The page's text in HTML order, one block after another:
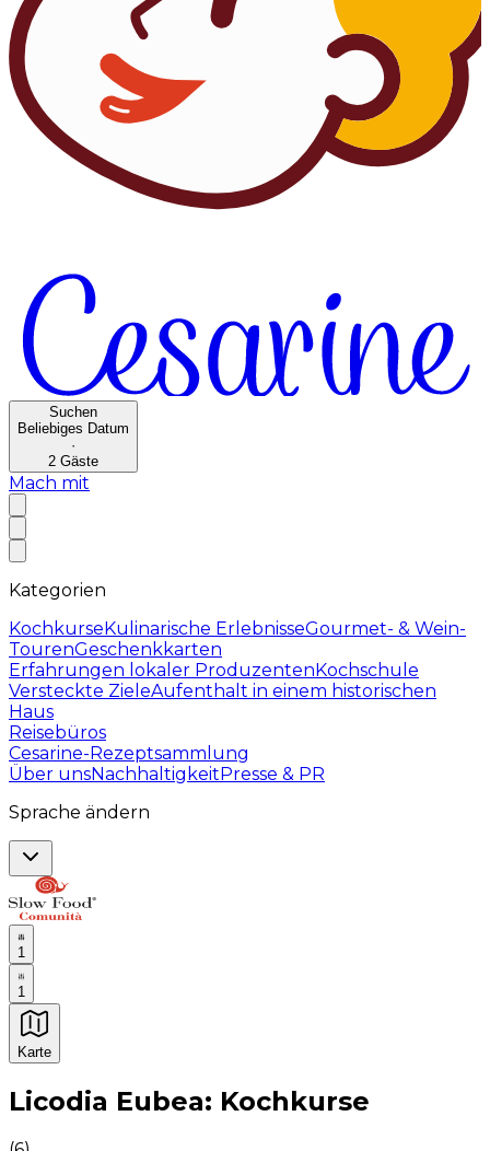
Suchen
Beliebiges Datum
·
2 Gäste
Mach mit
Kategorien
KochkurseKulinarische ErlebnisseGourmet- & Wein-
TourenGeschenkkarten
Erfahrungen lokaler ProduzentenKochschule
Versteckte ZieleAufenthalt in einem historischen
Haus
Reisebüros
Cesarine-Rezeptsammlung
Über unsNachhaltigkeitPresse & PR
Sprache ändern
1
1
Karte
Unvergessliche kulinarische Erlebnisse:
Licodia Eubea: Kochkurse